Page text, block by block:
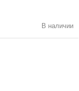
В наличии